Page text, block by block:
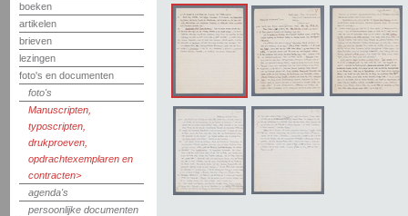
boeken
artikelen
brieven
lezingen
foto's en documenten
foto's
Manuscripten,
typoscripten,
drukproeven,
opdrachtexemplaren en
contracten
agenda's
persoonlijke documenten